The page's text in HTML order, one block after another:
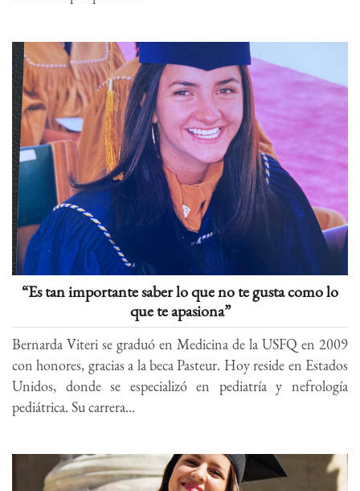
“Es tan importante saber lo que no te gusta como lo
que te apasiona”
Bernarda Viteri se graduó en Medicina de la USFQ en 2009
con honores, gracias a la beca Pasteur. Hoy reside en Estados
Unidos, donde se especializó en pediatría y nefrología
pediátrica. Su carrera...